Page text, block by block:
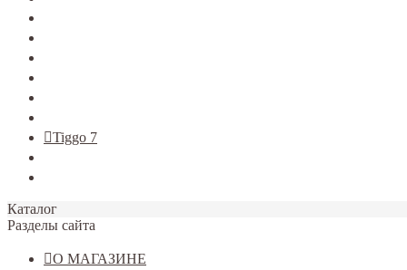
Tiggo 7
Каталог
Разделы сайта
О МАГАЗИНЕ